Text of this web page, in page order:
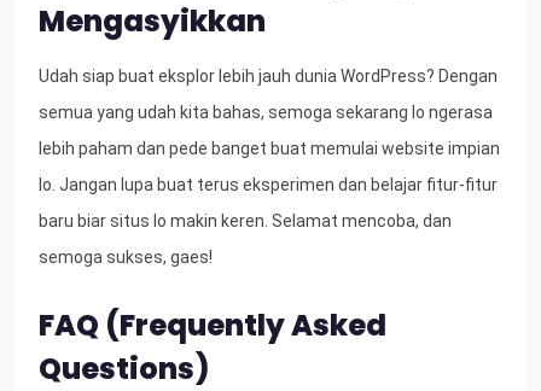
Mengasyikkan
Udah siap buat eksplor lebih jauh dunia WordPress? Dengan
semua yang udah kita bahas, semoga sekarang lo ngerasa
lebih paham dan pede banget buat memulai website impian
lo. Jangan lupa buat terus eksperimen dan belajar fitur-fitur
baru biar situs lo makin keren. Selamat mencoba, dan
semoga sukses, gaes!
FAQ (Frequently Asked
Questions)